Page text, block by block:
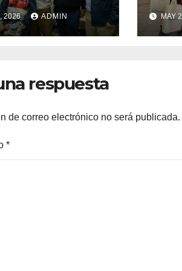
que
la bandera
a
2026 ADMIN MAY
respuesta
de correo electrónico no será publicada.
*